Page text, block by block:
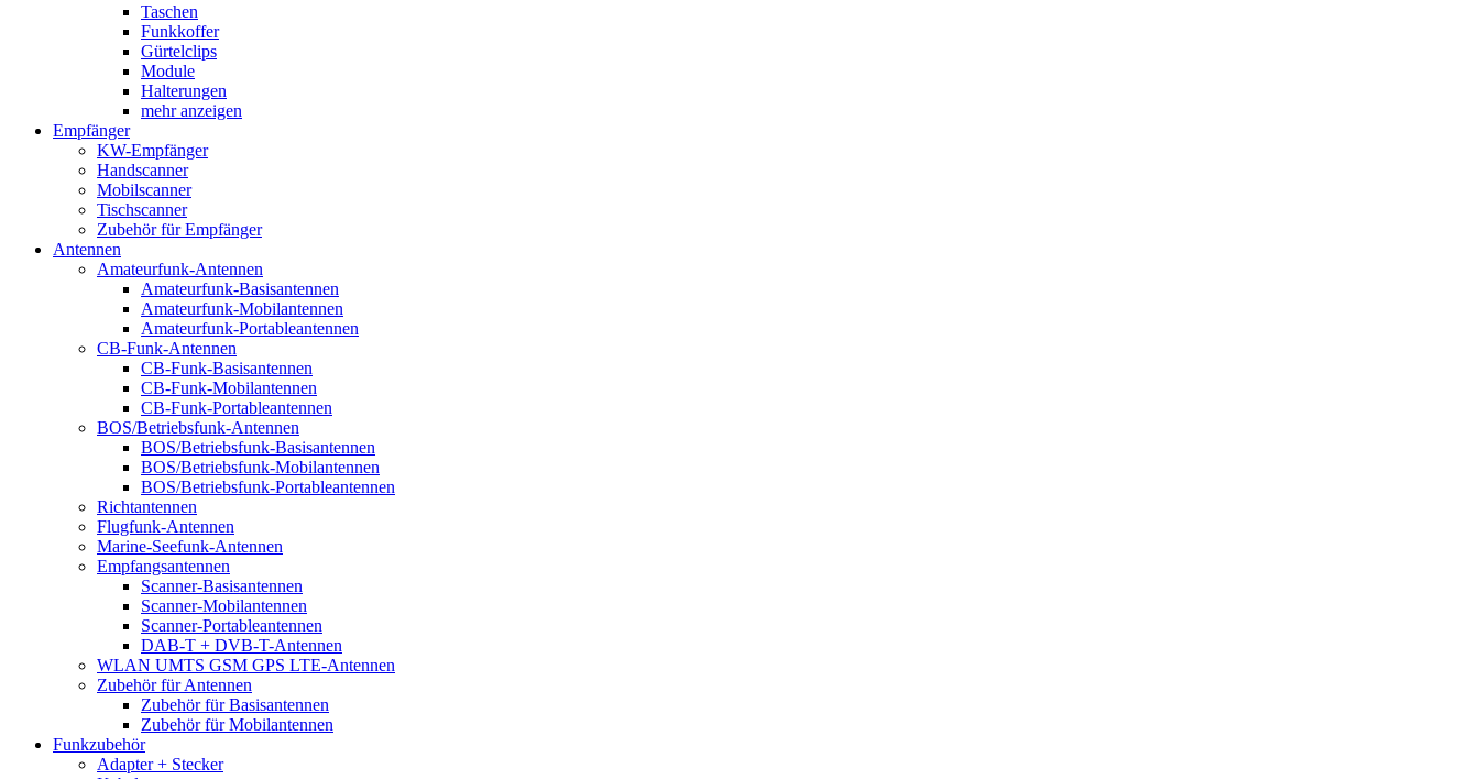
Taschen
Funkkoffer
Gürtelclips
Module
Halterungen
mehr anzeigen
Empfänger
KW-Empfänger
Handscanner
Mobilscanner
Tischscanner
Zubehör für Empfänger
Antennen
Amateurfunk-Antennen
Amateurfunk-Basisantennen
Amateurfunk-Mobilantennen
Amateurfunk-Portableantennen
CB-Funk-Antennen
CB-Funk-Basisantennen
CB-Funk-Mobilantennen
CB-Funk-Portableantennen
BOS/Betriebsfunk-Antennen
BOS/Betriebsfunk-Basisantennen
BOS/Betriebsfunk-Mobilantennen
BOS/Betriebsfunk-Portableantennen
Richtantennen
Flugfunk-Antennen
Marine-Seefunk-Antennen
Empfangsantennen
Scanner-Basisantennen
Scanner-Mobilantennen
Scanner-Portableantennen
DAB-T + DVB-T-Antennen
WLAN UMTS GSM GPS LTE-Antennen
Zubehör für Antennen
Zubehör für Basisantennen
Zubehör für Mobilantennen
Funkzubehör
Adapter + Stecker